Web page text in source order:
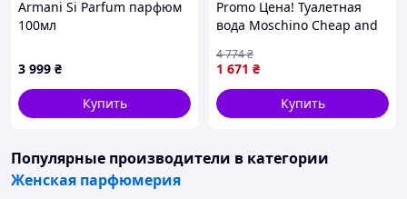
Armani Si Parfum парфюм
100мл
3 999 ₴
Купить
Promo Цена! Туалетная
вода Moschino Cheap and
мл (8011003993642) -
только на ZaGrosh.com.ua
1 671 ₴
4 774₴
Купить
Популярные производители в категории
Женская парфюмерия